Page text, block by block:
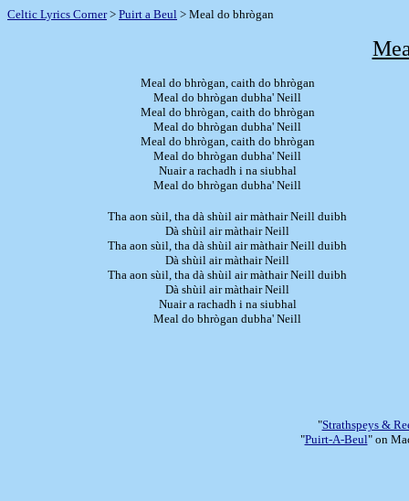
Celtic Lyrics Corner> Puirt a Beul > Meal do bhrògan
Meal do bhrògan, caith do bhrògan
Meal do bhrògan dubha' Neill
Meal do bhrògan, caith do bhrògan
Meal do bhrògan dubha' Neill
Meal do bhrògan, caith do bhrògan
Meal do bhrògan dubha' Neill
Nuair a rachadh i na siubhal
Meal do bhrògan dubha' Neill
Tha aon sùil, tha dà shùil air màthair Neill duibh
Dà shùil air màthair Neill
Tha aon sùil, tha dà shùil air màthair Neill duibh
Dà shùil air màthair Neill
Tha aon sùil, tha dà shùil air màthair Neill duibh
Dà shùil air màthair Neill
Nuair a rachadh i na siubhal
Meal do bhrògan dubha' Neill
"Strathspeys &
"Puirt-A-Beul" on